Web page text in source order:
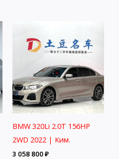
BMW 320Li 2.0T 156HP
2WD 2022 | Ким.
3 058 800₽